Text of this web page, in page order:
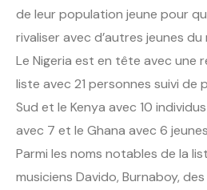
de leur population jeune pour
rivaliser avec d’autres jeunes
Le Nigeria est en tête avec une
liste avec 21 personnes suivi de
Sud et le Kenya avec 10
avec 7 et le Ghana avec 6
Parmi les noms notables de la
musiciens Davido, Burnaboy,